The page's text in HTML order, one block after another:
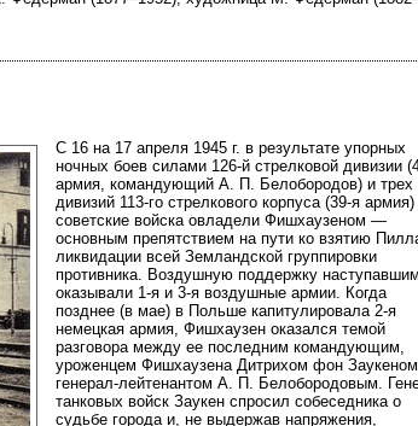
С 16 на 17 апреля 1945 г. в результате упорных
ночных боев силами 126-й стрелковой дивизии
армия, командующий А. П. Белобородов) и трех
дивизий 113-го стрелкового корпуса (39-я армия)
советские войска овладели Фишхаузеном —
основным препятствием на пути ко взятию
ликвидации всей Земландской группировки
противника. Воздушную поддержку наступавшим
оказывали 1-я и 3-я воздушные армии. Когда
позднее (в мае) в Польше капитулировала 2-я
немецкая армия, Фишхаузен оказался темой
разговора между ее последним командующим,
уроженцем Фишхаузена Дитрихом фон
генерал-лейтенантом А. П. Белобородовым.
танковых войск Заукен спросил собеседника о
судьбе города и, не выдержав напряжения,